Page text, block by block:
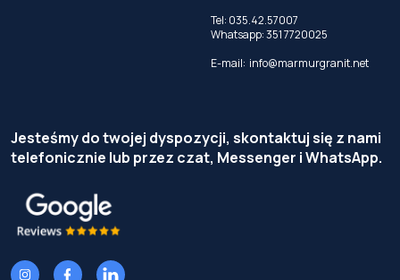
Tel: 035.42.57007
Whatsapp:351 7720025
E-mail: info@marmurgranit.net
Jesteśmy do twojej dyspozycji, skontaktuj się z nami
telefonicznie lub przez czat, Messenger i WhatsApp.